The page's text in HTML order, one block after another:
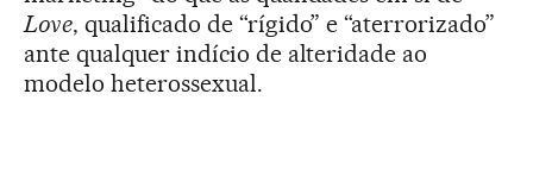
Love, qualificado de “rígido” e “aterrorizado”
ante qualquer indício de alteridade ao
modelo heterossexual.